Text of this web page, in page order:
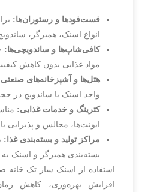
فست‌فودها و رستوران‌ها:
انواع اسنک، همبرگر،
کافی‌شاپ‌ها و ساندویچی‌ها:
مواد غذایی بدون کاهش
هتل‌ها و آشپزخانه‌های
واحد اسنک یا ساندویچ در
کترینگ و خدمات غذایی:
ایونت‌ها، مجالس و پذیرایی
مراکز تولید و بسته‌بندی غذا:
بسته‌بندی همبرگر و اسنک
استفاده از اسنک ساز تک خانه
افزایش بهره‌وری، کاهش